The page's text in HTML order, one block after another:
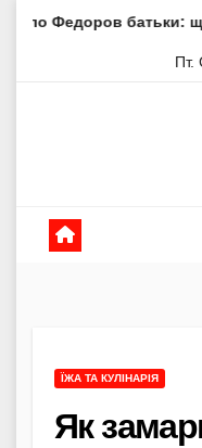
батьки: що відомо про
Пт.
ЇЖА ТА КУЛІНАРІЯ
Як